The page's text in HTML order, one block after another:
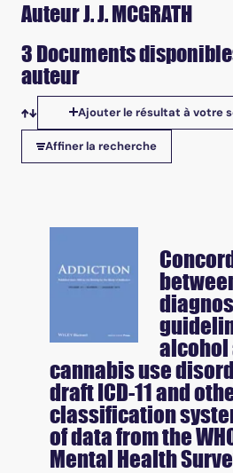
Auteur J. J. MCGRATH
3 Documents
auteur
Tris disponibles
Ajouter le résultat à votre
Affiner la recherche
alcohol
cannabis use
draft ICD-11 and
classification
of data from the
Mental Health